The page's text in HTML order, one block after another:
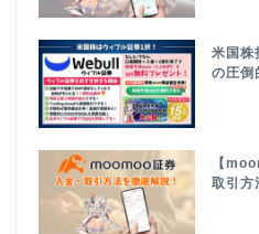
米国株
の圧倒
【
取引方